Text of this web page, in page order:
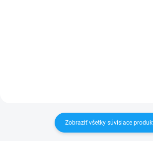
Zobraziť všetky súvisiace